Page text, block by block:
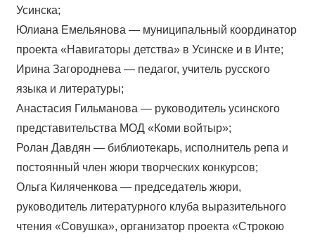
Усинска;
Юлиана Емельянова — муниципальный координатор
проекта «Навигаторы детства» в Усинске и в Инте;
Ирина Загороднева — педагог, учитель русского
языка и литературы;
Анастасия Гильманова — руководитель усинского
представительства МОД «Коми войтыр»;
Ролан Давдян — библиотекарь, исполнитель репа и
постоянный член жюри творческих конкурсов;
Ольга Киляченкова — председатель жюри,
руководитель литературного клуба выразительного
чтения «Совушка», организатор проекта «Строкою